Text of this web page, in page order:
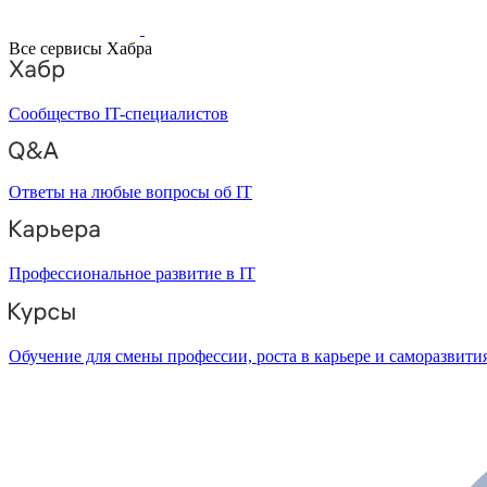
Все сервисы Хабра
Сообщество IT-специалистов
Ответы на любые вопросы об IT
Профессиональное развитие в IT
Обучение для смены профессии, роста в карьере и